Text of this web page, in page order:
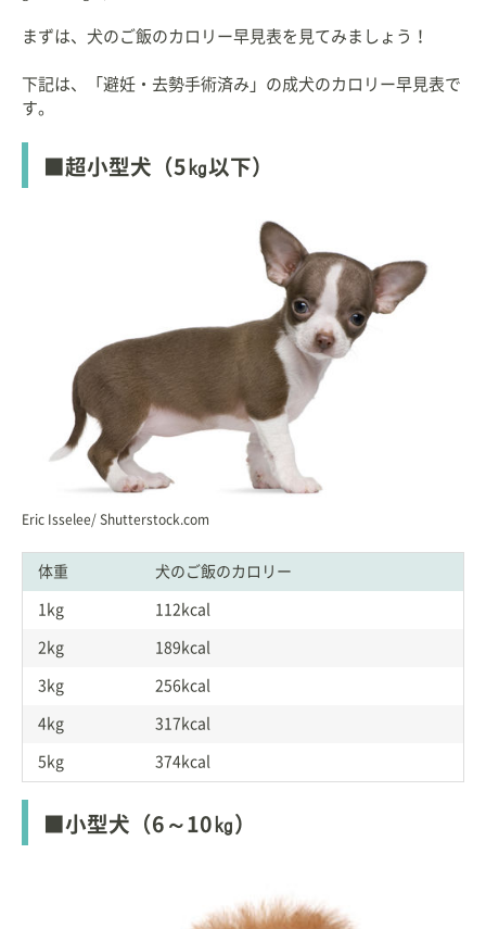
まずは、犬のご飯のカロリー早見表を見てみましょう！
下記は、「避妊・去勢手術済み」の成犬のカロリー早見表で
す。
■超小型犬（5㎏以下）
Eric Isselee/ Shutterstock.com
体重 犬のご飯のカロリー
1kg 112kcal
2kg 189kcal
3kg 256kcal
4kg 317kcal
5kg 374kcal
■小型犬（6～10㎏）